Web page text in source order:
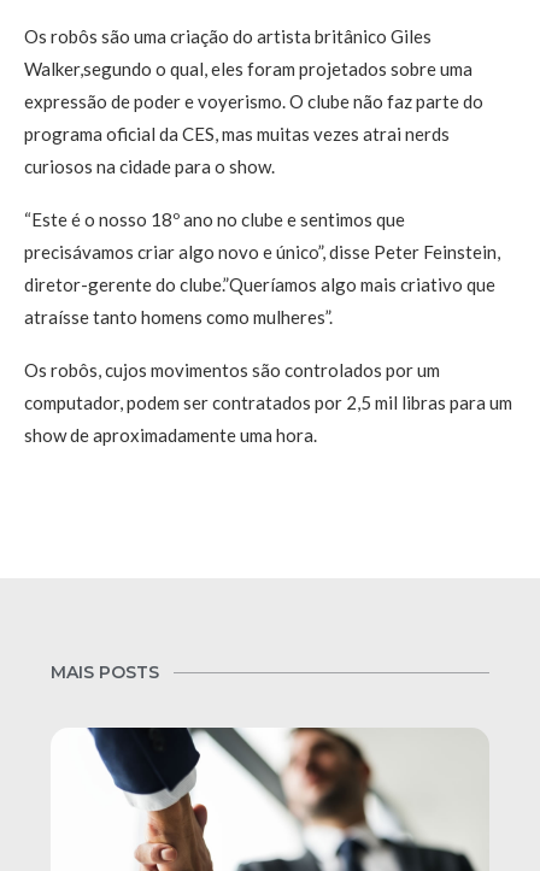
Os robôs são uma criação do artista britânico Giles
Walker,segundo o qual, eles foram projetados sobre uma
expressão de poder e voyerismo. O clube não faz parte do
programa oficial da CES, mas muitas vezes atrai nerds
curiosos na cidade para o show.
“Este é o nosso 18º ano no clube e sentimos que
precisávamos criar algo novo e único”, disse Peter Feinstein,
diretor-gerente do clube.”Queríamos algo mais criativo que
atraísse tanto homens como mulheres”.
Os robôs, cujos movimentos são controlados por um
computador, podem ser contratados por 2,5 mil libras para um
show de aproximadamente uma hora.
MAIS POSTS